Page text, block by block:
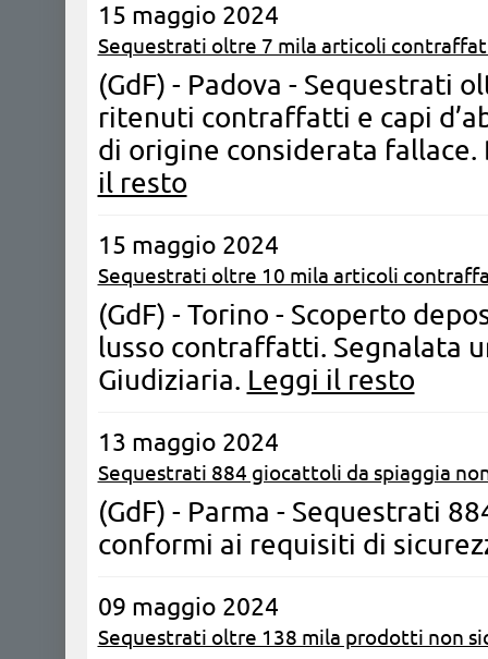
15 maggio 2024
Sequestrati oltre 7 mila articoli
(GdF) - Padova - Sequestrati
ritenuti contraffatti e capi
di origine considerata
il resto
15 maggio 2024
Sequestrati oltre 10 mila articoli
(GdF) - Torino - Scoperto
lusso contraffatti. Segnalata
Giudiziaria. Leggi il resto
13 maggio 2024
Sequestrati 884 giocattoli da spiaggia
(GdF) - Parma - Sequestrati
conformi ai requisiti di
09 maggio 2024
Sequestrati oltre 138 mila prodotti non